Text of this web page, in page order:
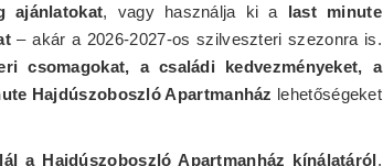
ajánlatokat, vagy használja ki a last minute
– akár a 2026-2027-os szilveszteri szezonra is.
csomagokat, a családi kedvezményeket, a
Hajdúszoboszló Apartmanház lehetőségeket
a Hajdúszoboszló Apartmanház kínálatáról,